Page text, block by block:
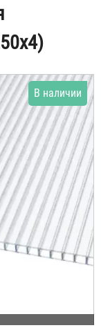
В наличии